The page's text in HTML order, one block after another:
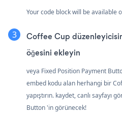
Your code block will be available
Coffee Cup
öğesini ekleyin
veya Fixed Position Payment
embed kodu alan herhangi bir
yapıştırın. kaydet, canlı sayfayı
Button 'in görünecek!